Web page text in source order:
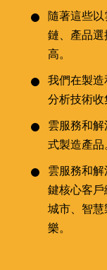
隨著這些
鏈、產品
高。
我們在製
分析技術收
雲服務和
式製造產品。
雲服務和
鍵核心客
城市、智
樂。